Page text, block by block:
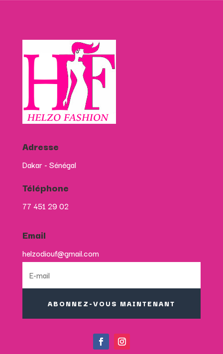
Adresse
Dakar - Sénégal
Téléphone
77 451 29 02
Email
helzodiouf@gmail.com
ABONNEZ-VOUS MAINTENANT